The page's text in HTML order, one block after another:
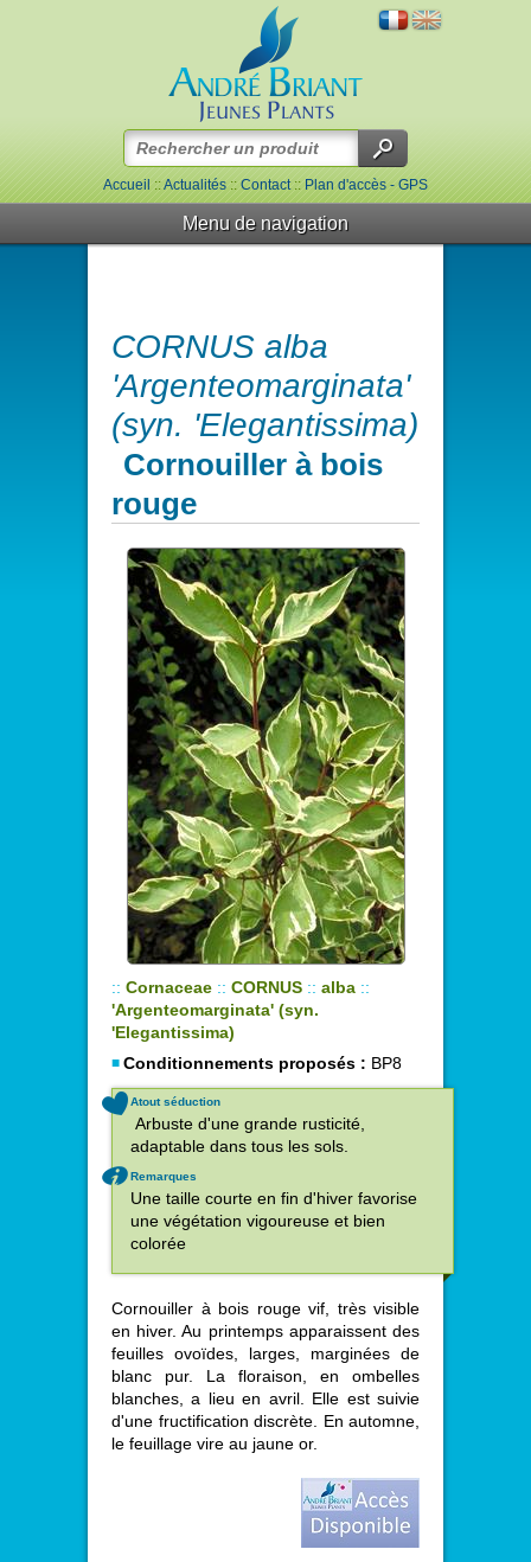
Accueil::Actualités::Contact::Plan d'accès - GPS
Menu de navigation
CORNUS alba
'Argenteomarginata'
(syn. 'Elegantissima)
Cornouiller à bois
rouge
:: Cornaceae :: CORNUS :: alba ::
'Argenteomarginata' (syn.
'Elegantissima)
Conditionnements proposés : BP8
Atout séduction
Arbuste d'une grande rusticité,
adaptable dans tous les sols.
Remarques
Une taille courte en fin d'hiver favorise
une végétation vigoureuse et bien
colorée
Cornouiller à bois rouge vif, très visible
en hiver. Au printemps apparaissent des
feuilles ovoïdes, larges, marginées de
blanc pur. La floraison, en ombelles
blanches, a lieu en avril. Elle est suivie
d'une fructification discrète. En automne,
le feuillage vire au jaune or.